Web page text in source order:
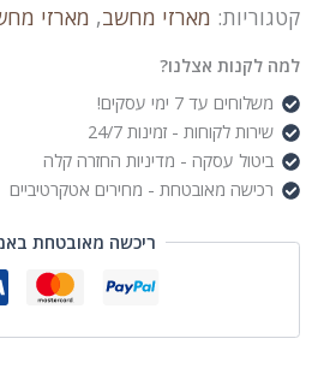
BLACK/RED
קטגוריות: מארזי מחשב, מארזי
למה לקנות אצלנו?
משלוחים עד 7 ימי עסקים!
שירות לקוחות - זמינות 24/7
ביטול עסקה - מדיניות החזרה קלה
רכישה מאובטחת - מחירים אטקרטיביים
ריכשה מאובטחת